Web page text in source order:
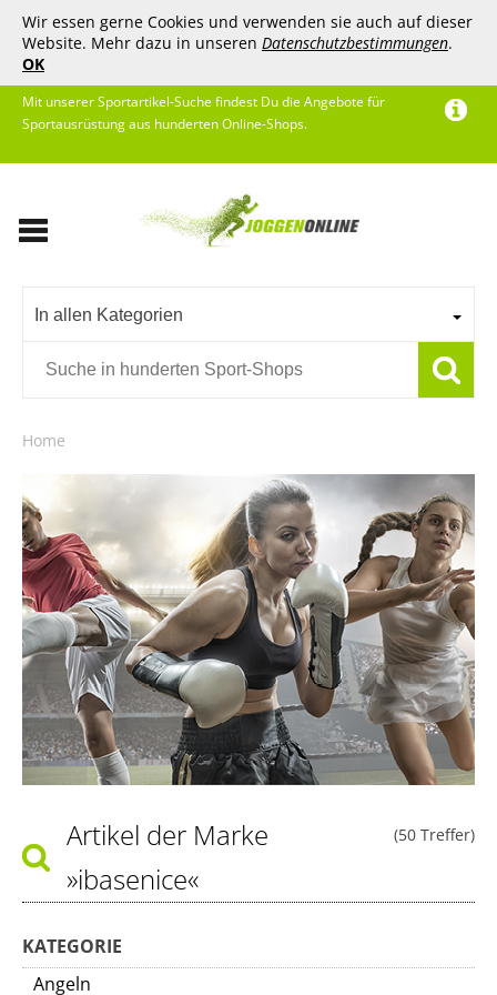
Wir essen gerne Cookies und verwenden sie auch auf dieser
Website. Mehr dazu in unseren Datenschutzbestimmungen.
OK
Mit unserer Sportartikel-Suche findest Du die Angebote für
Sportausrüstung aus hunderten Online-Shops.
In allen Kategorien
Home
(50 Treffer)
Artikel der Marke
»ibasenice«
KATEGORIE
Angeln